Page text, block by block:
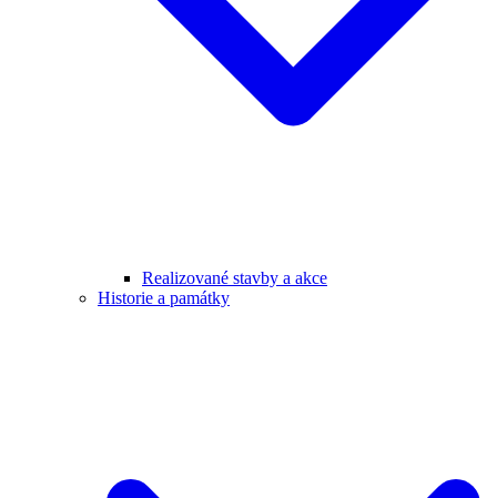
Realizované stavby a akce
Historie a památky